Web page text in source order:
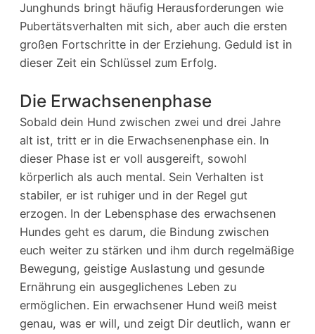
Junghunds bringt häufig Herausforderungen wie
Pubertätsverhalten mit sich, aber auch die ersten
großen Fortschritte in der Erziehung. Geduld ist in
dieser Zeit ein Schlüssel zum Erfolg.
Die Erwachsenenphase
Sobald dein Hund zwischen zwei und drei Jahre
alt ist, tritt er in die Erwachsenenphase ein. In
dieser Phase ist er voll ausgereift, sowohl
körperlich als auch mental. Sein Verhalten ist
stabiler, er ist ruhiger und in der Regel gut
erzogen. In der Lebensphase des erwachsenen
Hundes geht es darum, die Bindung zwischen
euch weiter zu stärken und ihm durch regelmäßige
Bewegung, geistige Auslastung und gesunde
Ernährung ein ausgeglichenes Leben zu
ermöglichen. Ein erwachsener Hund weiß meist
genau, was er will, und zeigt Dir deutlich, wann er